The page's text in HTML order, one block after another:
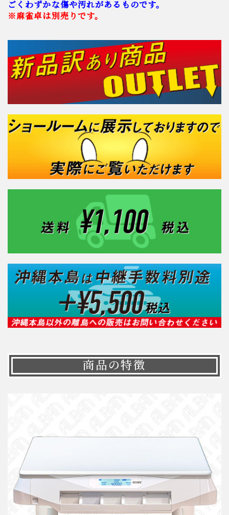
ごくわずかな傷や汚れがあるものです。
※麻雀卓は別売りです。
商品の特徴